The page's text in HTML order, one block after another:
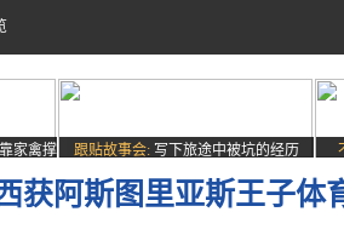
家禽撑
跟贴故事会: 写下旅途中被坑的经历
获阿斯图里亚斯王子